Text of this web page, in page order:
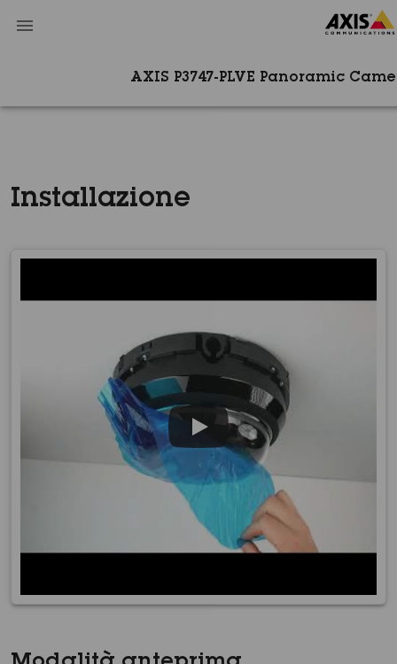
AXIS P3747-PLVE Panoramic
Installazione